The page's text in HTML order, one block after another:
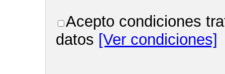
Acepto condiciones
datos [Ver condiciones]